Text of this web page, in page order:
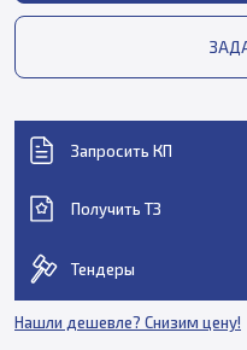
Запросить КП
Получить ТЗ
Тендеры
Нашли дешевле? Снизим цену!